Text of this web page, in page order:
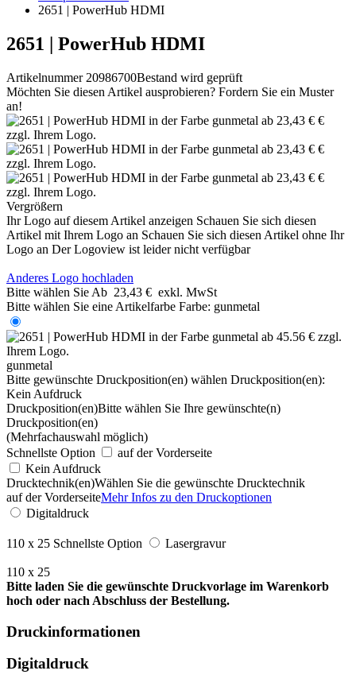
2651 | PowerHub HDMI
2651 | PowerHub HDMI
Artikelnummer 20986700Bestand wird geprüft
Möchten Sie diesen Artikel ausprobieren? Fordern Sie ein Muster
an!
Vergrößern
Ihr Logo auf diesem Artikel anzeigen Schauen Sie sich diesen
Artikel mit Ihrem Logo an Schauen Sie sich diesen Artikel ohne Ihr
Logo an Der Logoview ist leider nicht verfügbar
Anderes Logo hochladen
Bitte wählen Sie Ab 23,43 € exkl. MwSt
Bitte wählen Sie eine Artikelfarbe Farbe: gunmetal
gunmetal
Bitte gewünschte Druckposition(en) wählen Druckposition(en):
Kein Aufdruck
Druckposition(en)Bitte wählen Sie Ihre gewünschte(n)
Druckposition(en)
(Mehrfachauswahl möglich)
Schnellste Option
auf der Vorderseite
Kein Aufdruck
Drucktechnik(en)Wählen Sie die gewünschte Drucktechnik
auf der VorderseiteMehr Infos zu den Druckoptionen
Digitaldruck
110 x 25 Schnellste Option Lasergravur
110 x 25
Bitte laden Sie die gewünschte Druckvorlage im Warenkorb
hoch oder nach Abschluss der Bestellung.
Druckinformationen
Digitaldruck